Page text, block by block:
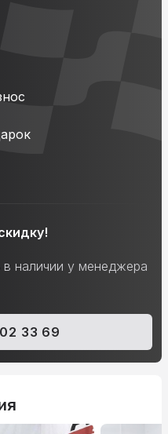
наличии у менеджера
33 69